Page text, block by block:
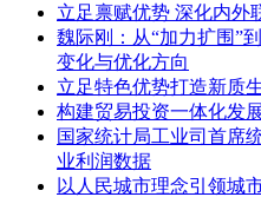
立足禀赋优势 深化内外
魏际刚：从“加力扩围”
变化与优化方向
立足特色优势打造新质
构建贸易投资一体化发
国家统计局工业司首席
业利润数据
以人民城市理念引领城